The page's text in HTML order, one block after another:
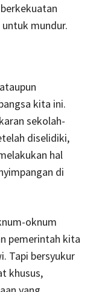
mundur.
kita ini.
sekolah-
diselidiki,
hal
di
oknum
pemerintah kita
Tapi bersyukur
khusus,